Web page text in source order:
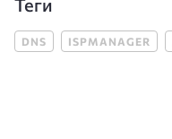
DNS ISPMANAGER